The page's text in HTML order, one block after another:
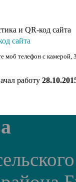
и QR-код сайта
моб телефон с камерой,
работу